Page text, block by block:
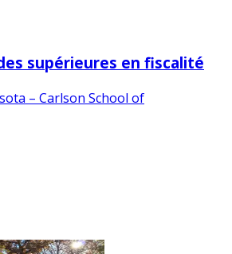
supérieures en fiscalité
– Carlson School of